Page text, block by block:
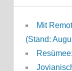
Mit
(Stand: